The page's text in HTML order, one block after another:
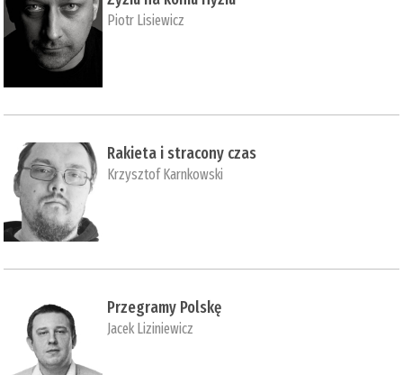
Piotr Lisiewicz
Rakieta i stracony czas
Krzysztof Karnkowski
Przegramy Polskę
Jacek Liziniewicz